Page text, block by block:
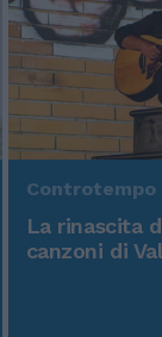
Controtempo
La rinascita
canzoni di